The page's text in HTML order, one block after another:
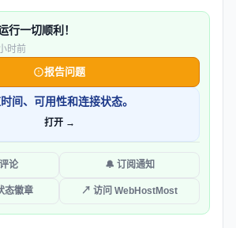
一切顺利！
时前
报告问题
间、可用性和连接状态。
打开 →
论 🔔 订阅通知
态徽章 ↗ 访问 WebHostMost